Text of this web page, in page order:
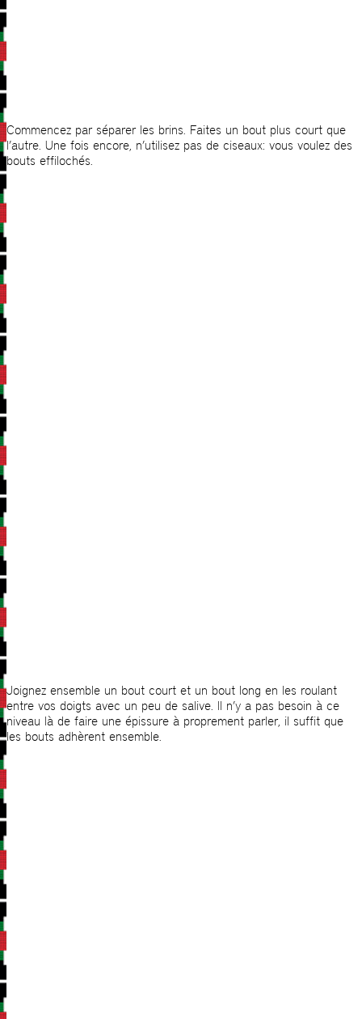
Commencez par séparer les brins. Faites un bout plus court que
l’autre. Une fois encore, n’utilisez pas de ciseaux: vous voulez des
bouts effilochés.
Joignez ensemble un bout court et un bout long en les roulant
entre vos doigts avec un peu de salive. Il n’y a pas besoin à ce
niveau là de faire une épissure à proprement parler, il suffit que
les bouts adhèrent ensemble.